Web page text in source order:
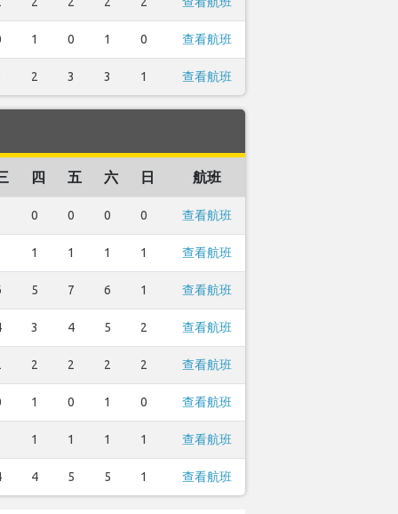
1 0 1 0 查看航班
2 3 3 1 查看航班
四 五 六 日 航班
0 0 0 0 查看航班
1 1 1 1 查看航班
5 7 6 1 查看航班
3 4 5 2 查看航班
2 2 2 2 查看航班
1 0 1 0 查看航班
1 1 1 1 查看航班
4 5 5 1 查看航班